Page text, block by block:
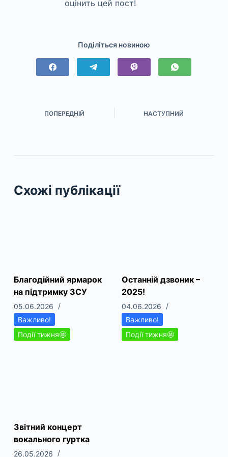
оцінить цей пост!
Поділіться новиною
ПОПЕРЕДНІЙ НАСТУПНИЙ
Схожі публікації
Благодійний ярмарок
на підтримку ЗСУ
05.06.2026
Важливо!
Події тижня🤩
Останній дзвоник –
2025!
04.06.2026
Важливо!
Події тижня🤩
Звітний концерт
вокального гуртка
26.05.2026